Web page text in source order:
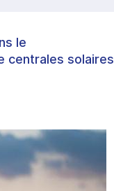
le
centrales solaires